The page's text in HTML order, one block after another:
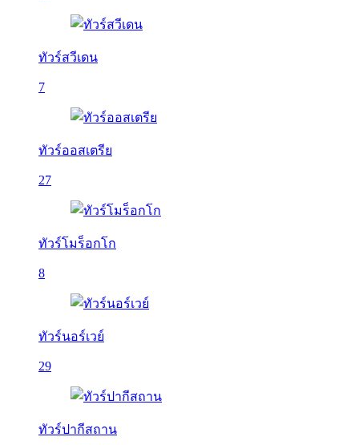
ทัวร์สวีเดน
7
ทัวร์ออสเตรีย
27
ทัวร์โมร็อกโก
8
ทัวร์นอร์เวย์
29
ทัวร์ปากีสถาน